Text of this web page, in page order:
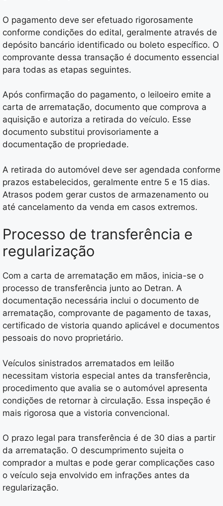
O pagamento deve ser efetuado rigorosamente
conforme condições do edital, geralmente através de
depósito bancário identificado ou boleto específico. O
comprovante dessa transação é documento essencial
para todas as etapas seguintes.
Após confirmação do pagamento, o leiloeiro emite a
carta de arrematação, documento que comprova a
aquisição e autoriza a retirada do veículo. Esse
documento substitui provisoriamente a
documentação de propriedade.
A retirada do automóvel deve ser agendada conforme
prazos estabelecidos, geralmente entre 5 e 15 dias.
Atrasos podem gerar custos de armazenamento ou
até cancelamento da venda em casos extremos.
Processo de transferência e
regularização
Com a carta de arrematação em mãos, inicia-se o
processo de transferência junto ao Detran. A
documentação necessária inclui o documento de
arrematação, comprovante de pagamento de taxas,
certificado de vistoria quando aplicável e documentos
pessoais do novo proprietário.
Veículos sinistrados arrematados em leilão
necessitam vistoria especial antes da transferência,
procedimento que avalia se o automóvel apresenta
condições de retornar à circulação. Essa inspeção é
mais rigorosa que a vistoria convencional.
O prazo legal para transferência é de 30 dias a partir
da arrematação. O descumprimento sujeita o
comprador a multas e pode gerar complicações caso
o veículo seja envolvido em infrações antes da
regularização.